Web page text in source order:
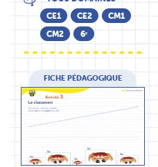
CE1
CE2
CM1
CM2
6ᵉ
FICHE PÉDAGOGIQUE